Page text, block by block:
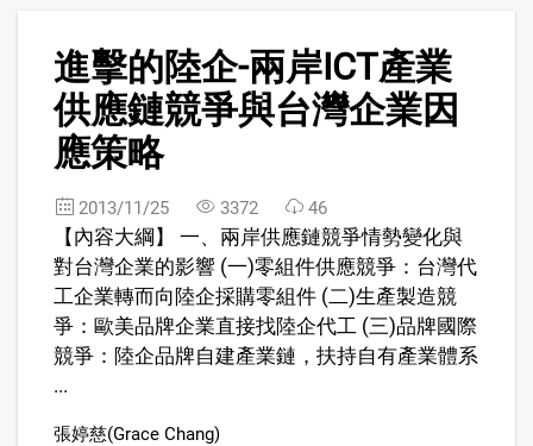
進擊的陸企-兩岸ICT產業
供應鏈競爭與台灣企業因
應策略
2013/11/25 3372 46
【內容大綱】 一、兩岸供應鏈競爭情勢變化與
對台灣企業的影響 (一)零組件供應競爭：台灣代
工企業轉而向陸企採購零組件 (二)生產製造競
爭：歐美品牌企業直接找陸企代工 (三)品牌國際
競爭：陸企品牌自建產業鏈，扶持自有產業體系
...
張婷慈(Grace Chang)